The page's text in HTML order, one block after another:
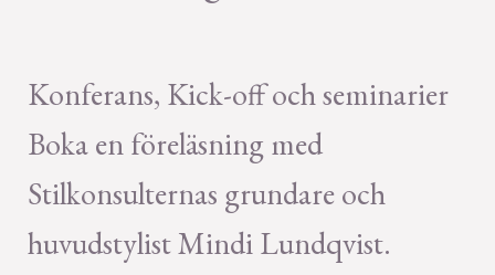
Konferans, Kick-off och seminarier
Boka en föreläsning med
Stilkonsulternas grundare och
huvudstylist Mindi Lundqvist.